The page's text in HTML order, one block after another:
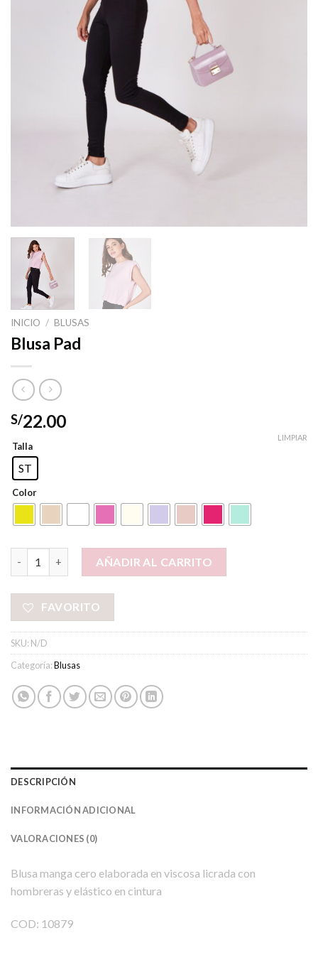
INICIO / BLUSAS
Blusa Pad
S/22.00
Talla
ST
Color
LIMPIAR
Blusa Pad cantidadAÑADIR AL CARRITO
FAVORITO
SKU: N/D
Categoría:Blusas
DESCRIPCIÓN
INFORMACIÓN ADICIONAL
VALORACIONES (0)
Blusa manga cero elaborada en viscosa licrada con
hombreras y elástico en cintura
COD: 10879